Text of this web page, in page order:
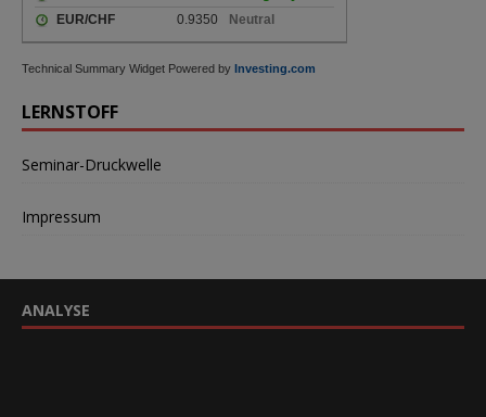
Technical Summary Widget Powered by Investing.com
LERNSTOFF
Seminar-Druckwelle
Impressum
ANALYSE